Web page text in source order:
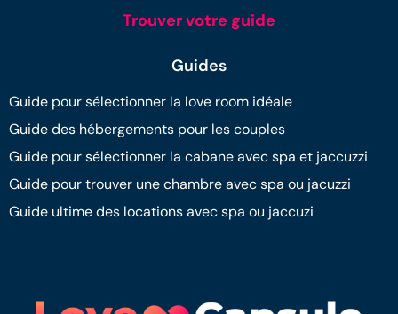
Trouver votre guide
Guides
Guide pour sélectionner la love room idéale
Guide des hébergements pour les couples
Guide pour sélectionner la cabane avec spa et jaccuzzi
Guide pour trouver une chambre avec spa ou jacuzzi
Guide ultime des locations avec spa ou jaccuzi